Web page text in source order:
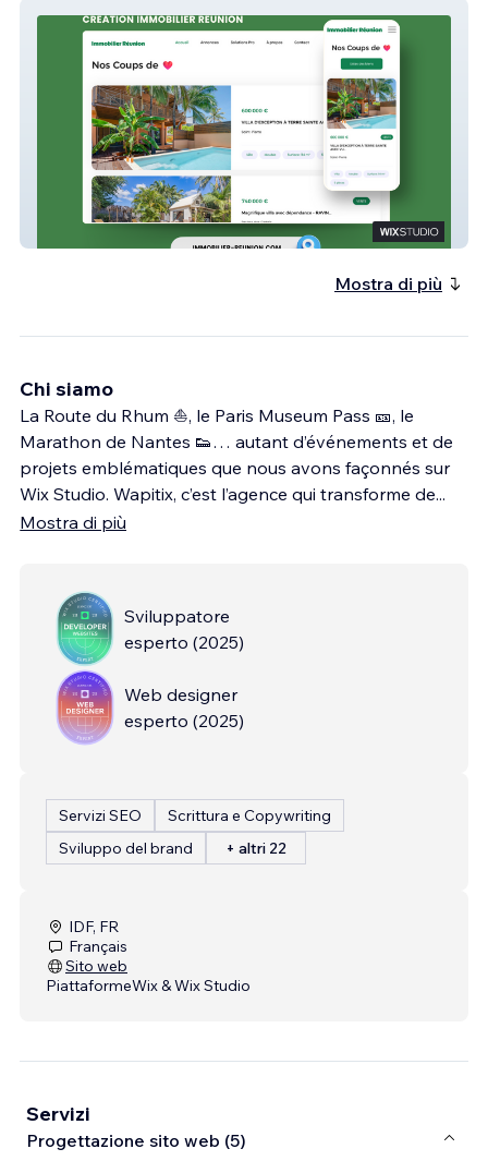
Immobilier Réunion
Mostra di più
Chi siamo
La Route du Rhum ⛵, le Paris Museum Pass 🎫, le
Marathon de Nantes 👟… autant d’événements et de
projets emblématiques que nous avons façonnés sur
Wix Studio. Wapitix, c’est l’agence qui transforme de...
Mostra di più
Sviluppatore
esperto (2025)
Web designer
esperto (2025)
Servizi SEO
Scrittura e Copywriting
Sviluppo del brand
+ altri 22
IDF, FR
Français
Sito web
PiattaformeWix & Wix Studio
Servizi
Progettazione sito web (5)